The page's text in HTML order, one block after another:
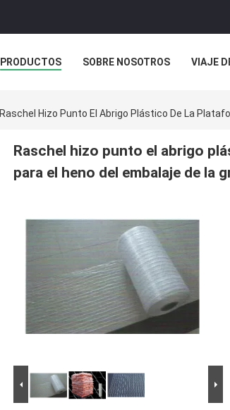
PRODUCTOS SOBRE NOSOTROS VIAJE
Raschel Hizo Punto El Abrigo Plástico De La
Raschel hizo punto el abrigo
para el heno del embalaje de la